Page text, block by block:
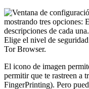
Elige el nivel de seguridad
Tor Browser.
El icono de imagen
permitir que te rastreen a
FingerPrinting). Pero